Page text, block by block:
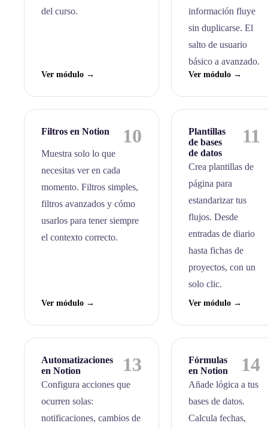
del curso.
Ver módulo →
información fluye
sin duplicarse. El
salto de usuario
básico a avanzado.
Ver módulo →
Filtros en Notion 10
Muestra solo lo que
necesitas ver en cada
momento. Filtros simples,
filtros avanzados y cómo
usarlos para tener siempre
el contexto correcto.
Ver módulo →
Plantillas
de bases
de datos
11
Crea plantillas de
página para
estandarizar tus
flujos. Desde
entradas de diario
hasta fichas de
proyectos, con un
solo clic.
Ver módulo →
Automatizaciones
en Notion
13
Configura acciones que
ocurren solas:
notificaciones, cambios de
Fórmulas
en Notion
14
Añade lógica a tus
bases de datos.
Calcula fechas,